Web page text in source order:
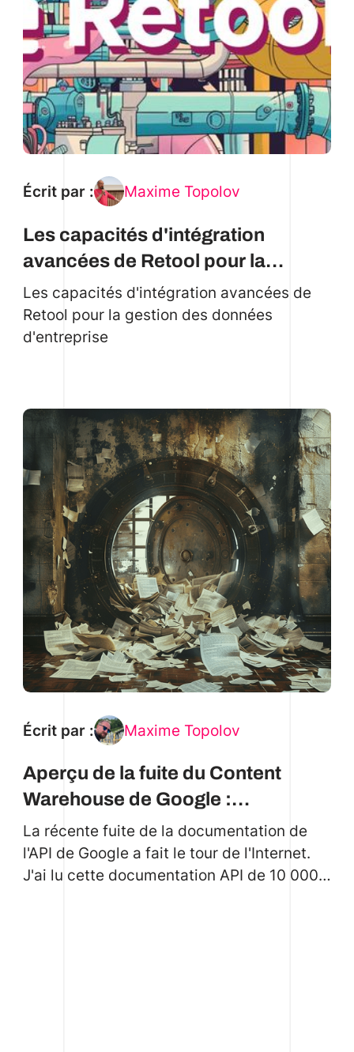
Écrit par : Maxime Topolov
Les capacités d'intégration
avancées de Retool pour la
gestion des données d'entreprise
Les capacités d'intégration avancées de
Retool pour la gestion des données
d'entreprise
Écrit par : Maxime Topolov
Aperçu de la fuite du Content
Warehouse de Google :
implications pour le
référencement, les éditeurs et
l’avenir de la recherche
La récente fuite de la documentation de
l'API de Google a fait le tour de l'Internet.
J'ai lu cette documentation API de 10 000